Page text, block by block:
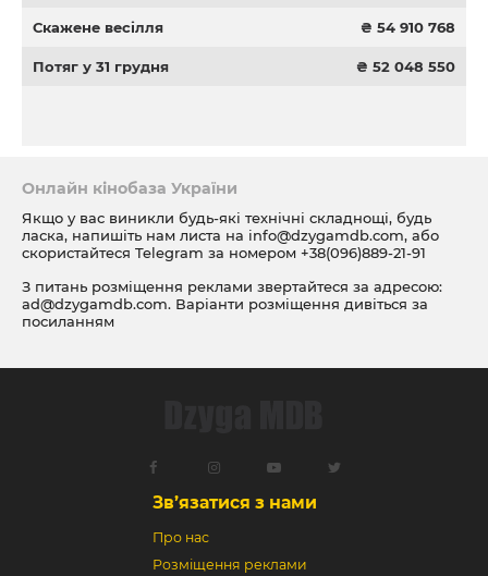
Скажене весілля ₴ 54 910 768
Потяг у 31 грудня ₴ 52 048 550
Онлайн кінобаза України
Якщо у вас виникли будь-які технічні складнощі, будь
ласка, напишіть нам листа на info@dzygamdb.com, або
скористайтеся Telegram за номером +38(096)889-21-91
З питань розміщення реклами звертайтеся за адресою:
ad@dzygamdb.com. Варіанти розміщення дивіться за
посиланням
Зв’язатися з нами
Про нас
Розміщення реклами